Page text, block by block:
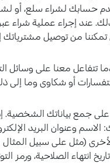
حسابك لشراء سلع، أو
ذلك. عند إجراء عملية
تمكننا من توصيل مشترياتك
معنا على وسائل
أو شكاوى وما إلى
جمع بياناتك الشخصية.
وعنوان البريد
(مثل على سبيل
انتهاء الصلاحية، ورمز